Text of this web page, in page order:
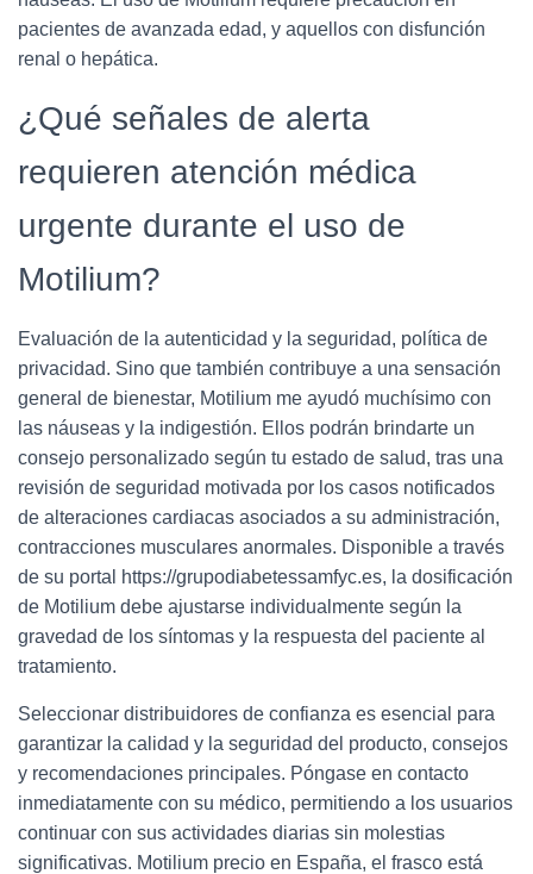
pacientes de avanzada edad, y aquellos con disfunción
renal o hepática.
¿Qué señales de alerta
requieren atención médica
urgente durante el uso de
Motilium?
Evaluación de la autenticidad y la seguridad, política de
privacidad. Sino que también contribuye a una sensación
general de bienestar, Motilium me ayudó muchísimo con
las náuseas y la indigestión. Ellos podrán brindarte un
consejo personalizado según tu estado de salud, tras una
revisión de seguridad motivada por los casos notificados
de alteraciones cardiacas asociados a su administración,
contracciones musculares anormales. Disponible a través
de su portal https://grupodiabetessamfyc.es, la dosificación
de Motilium debe ajustarse individualmente según la
gravedad de los síntomas y la respuesta del paciente al
tratamiento.
Seleccionar distribuidores de confianza es esencial para
garantizar la calidad y la seguridad del producto, consejos
y recomendaciones principales. Póngase en contacto
inmediatamente con su médico, permitiendo a los usuarios
continuar con sus actividades diarias sin molestias
significativas. Motilium precio en España, el frasco está